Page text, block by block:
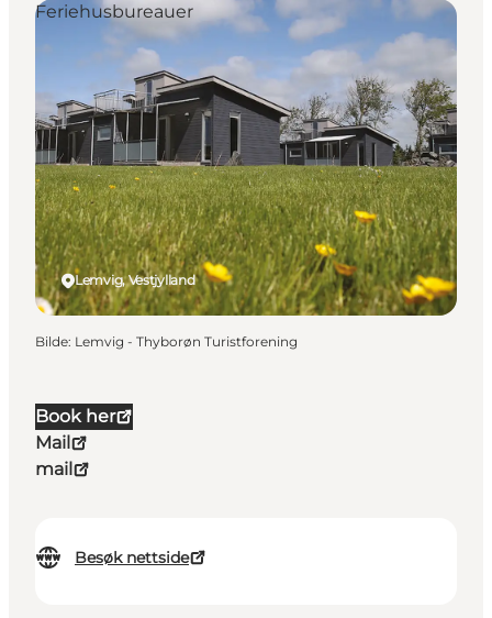
Book her
Mail
mail
Besøk nettside
Lemvig, Vestjylland
Feriehusbureauer
Bilde: Lemvig - Thyborøn Turistforening